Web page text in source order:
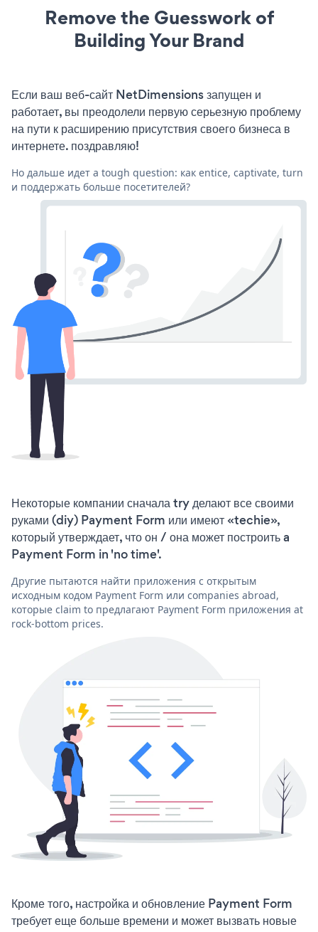
Remove the Guesswork of
Building Your Brand
Если ваш веб-сайт NetDimensions запущен и
работает, вы преодолели первую серьезную проблему
на пути к расширению присутствия своего бизнеса в
интернете. поздравляю!
Но дальше идет a tough question: как entice, captivate, turn
и поддержать больше посетителей?
Некоторые компании сначала try делают все своими
руками (diy) Payment Form или имеют «techie»,
который утверждает, что он / она может построить a
Payment Form in 'no time'.
Другие пытаются найти приложения с открытым
исходным кодом Payment Form или companies abroad,
которые claim to предлагают Payment Form приложения at
rock-bottom prices.
Кроме того, настройка и обновление Payment Form
требует еще больше времени и может вызвать новые